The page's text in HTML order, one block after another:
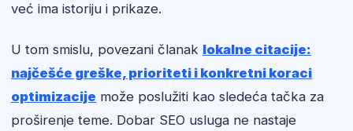
već ima istoriju i prikaze.
U tom smislu, povezani članak lokalne citacije:
najčešće greške, prioriteti i konkretni koraci
optimizacije može poslužiti kao sledeća tačka za
proširenje teme. Dobar SEO usluga ne nastaje